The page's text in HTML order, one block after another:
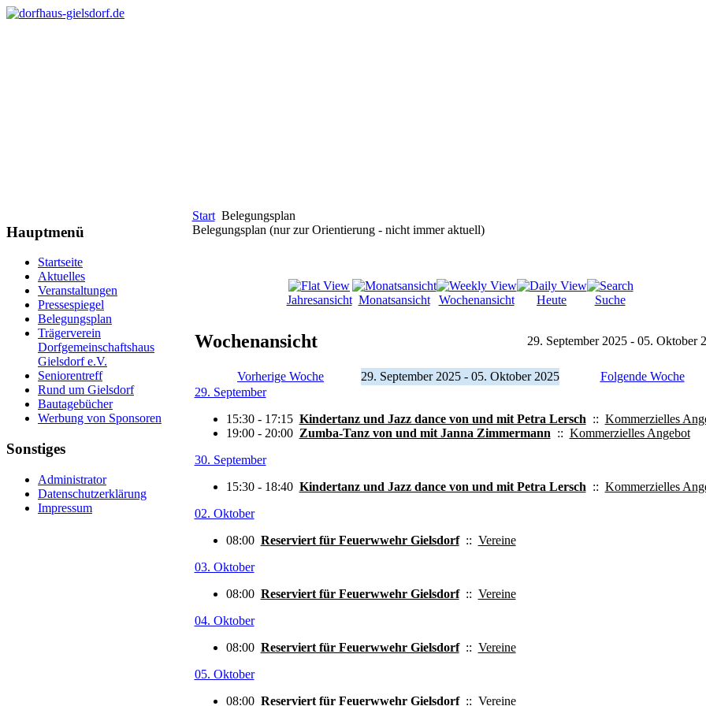
Hauptmenü
Startseite
Aktuelles
Veranstaltungen
Pressespiegel
Belegungsplan
Trägerverein
Dorfgemeinschaftshaus
Gielsdorf e.V.
Seniorentreff
Rund um Gielsdorf
Bautagebücher
Werbung von Sponsoren
Sonstiges
Administrator
Datenschutzerklärung
Impressum
Start Belegungsplan
Belegungsplan (nur zur Orientierung - nicht immer aktuell)
Jahresansicht Monatsansicht Wochenansicht Heute Suche
Wochenansicht 29. September 2025 - 05. Oktober
Vorherige Woche 29. September 2025 - 05. Oktober 2025
Folgende Woche
29. September
15:30 - 17:15 Kindertanz und Jazz dance von und mit Petra Lersch :: Kommerzielles
19:00 - 20:00 Zumba-Tanz von und mit Janna Zimmermann :: Kommerzielles Angebot
30. September
15:30 - 18:40 Kindertanz und Jazz dance von und mit Petra Lersch :: Kommerzielles
02. Oktober
08:00 Reserviert für Feuerwwehr Gielsdorf:: Vereine
03. Oktober
08:00 Reserviert für Feuerwwehr Gielsdorf:: Vereine
04. Oktober
08:00 Reserviert für Feuerwwehr Gielsdorf:: Vereine
05. Oktober
08:00 Reserviert für Feuerwwehr Gielsdorf:: Vereine